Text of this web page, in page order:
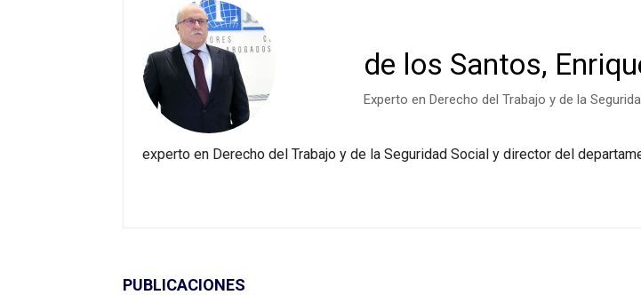
de los Santos,
Experto en Derecho del Trabajo y de la
experto en Derecho del Trabajo y de la Seguridad Social y director del
PUBLICACIONES